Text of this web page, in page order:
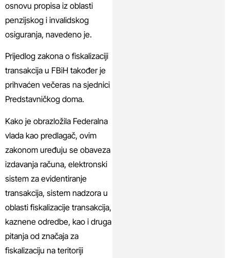
osnovu propisa iz oblasti
penzijskog i invalidskog
osiguranja, navedeno je.
Prijedlog zakona o fiskalizaciji
transakcija u FBiH također je
prihvaćen večeras na sjednici
Predstavničkog doma.
Kako je obrazložila Federalna
vlada kao predlagač, ovim
zakonom uređuju se obaveza
izdavanja računa, elektronski
sistem za evidentiranje
transakcija, sistem nadzora u
oblasti fiskalizacije transakcija,
kaznene odredbe, kao i druga
pitanja od značaja za
fiskalizaciju na teritoriji